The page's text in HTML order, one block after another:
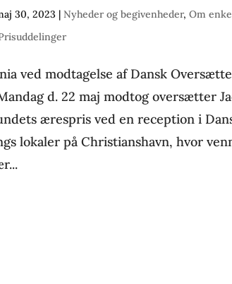
30, 2023 |Nyheder og begivenheder,Om
ved modtagelse af Dansk
d. 22 maj modtog oversætter
ærespris ved en reception i
lokaler på Christianshavn, hvor